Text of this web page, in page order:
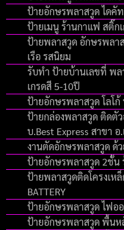
ป้ายอักษรพลาสวูด ไดคั
ป้ายเมนู ร้านกาแฟ สติ๊ก
ป้ายพลาสวูด อักษรพลา
เรือ รสนิยม
รับทำ ป้ายบ้านเลขที่ พ
เกรดสี 5-10ปี
ป้ายอักษรพลาสวูด โลโ
ป้ายกล่องพลาสวูด ติดตั
บ.Best Express สาขา
งานตัดอักษรพลาสวูด ด้
ป้ายอักษรพลาสวูด 2ชั้น
ป้ายพลาสวูดติดโครงเห
BATTERY
ป้ายอักษรพลาสวูด ไฟอ
ป้ายอักษรพลาสวูด พื้นห